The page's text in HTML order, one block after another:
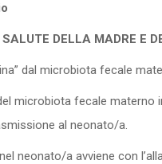
DELLA MADRE E
dal microbiota fecale
microbiota fecale materno
al neonato/a.
neonato/a avviene con